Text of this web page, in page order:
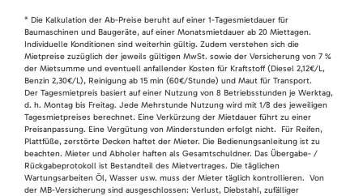
* Die Kalkulation der Ab-Preise beruht auf einer 1-Tagesmietdauer für
Baumaschinen und Baugeräte, auf einer Monatsmietdauer ab 20 Miettagen.
Individuelle Konditionen sind weiterhin gültig. Zudem verstehen sich die
Mietpreise zuzüglich der jeweils gültigen MwSt. sowie der Versicherung von 7 %
der Mietsumme und eventuell anfallender Kosten für Kraftstoff (Diesel 2,12€/L,
Benzin 2,30€/L), Reinigung ab 15 min (60€/Stunde) und Maut für Transport.
Der Tagesmietpreis basiert auf einer Nutzung von 8 Betriebsstunden je Werktag,
d. h. Montag bis Freitag. Jede Mehrstunde Nutzung wird mit 1/8 des jeweiligen
Tagesmietpreises berechnet. Eine Verkürzung der Mietdauer führt zu einer
Preisanpassung. Eine Vergütung von Minderstunden erfolgt nicht. Für Reifen,
Plattfüße, zerstörte Decken haftet der Mieter. Die Bedienungsanleitung ist zu
beachten. Mieter und Abholer haften als Gesamtschuldner. Das Übergabe- /
Rückgabeprotokoll ist Bestandteil des Mietvertrages. Die täglichen
Wartungsarbeiten Öl, Wasser usw. muss der Mieter täglich kontrollieren. Von
der MB-Versicherung sind ausgeschlossen: Verlust, Diebstahl, zufälliger